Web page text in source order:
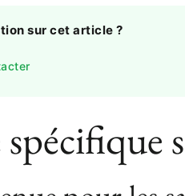
sur cet article ?